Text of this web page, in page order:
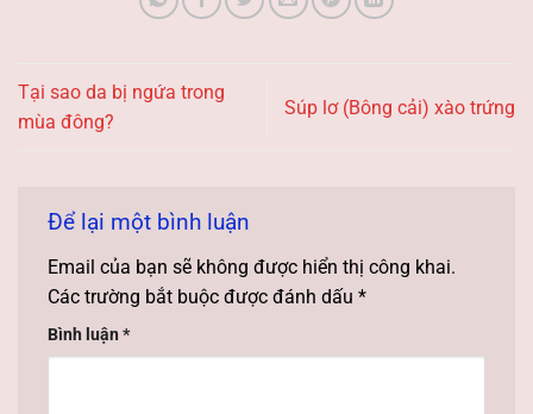
Tại sao da bị ngứa trong
mùa đông?
Súp lơ (Bông cải) xào trứng
Để lại một bình luận
Email của bạn sẽ không được hiển thị công khai.
Các trường bắt buộc được đánh dấu *
Bình luận *